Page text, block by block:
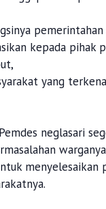
kepada pihak
yang
neglasari
menyelesaikan